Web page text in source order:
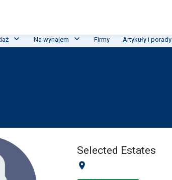
Na wynajem Firmy Artykuły i porady
Selected Estates